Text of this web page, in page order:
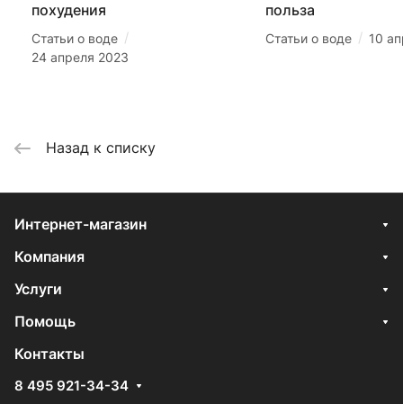
похудения
Статьи о воде /
24 апреля 2023
польза
Статьи о воде / 10
Назад к списку
Интернет-магазин
Компания
Услуги
Помощь
Контакты
8 495 921-34-34